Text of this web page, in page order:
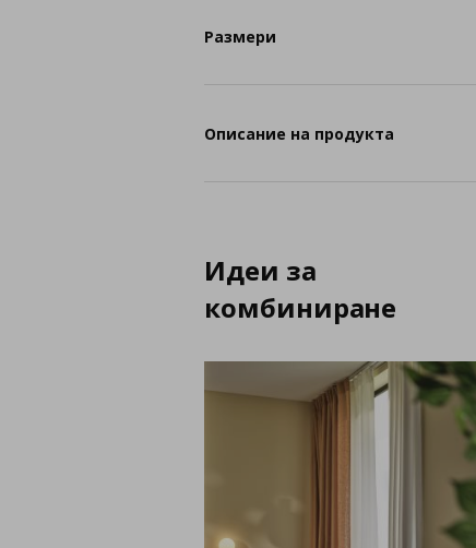
Размери
Описание на продукта
Идеи за
комбиниране